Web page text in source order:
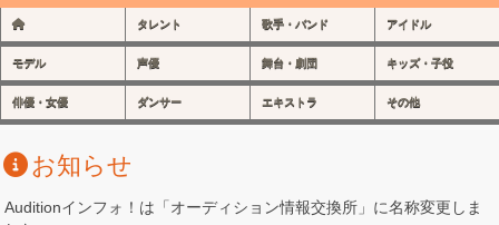
タレント 歌手・バンド アイドル
モデル 声優 舞台・劇団 キッズ・子役
俳優・女優 ダンサー エキストラ その他
お知らせ
Auditionインフォ！は「オーディション情報交換所」に名称変更しま